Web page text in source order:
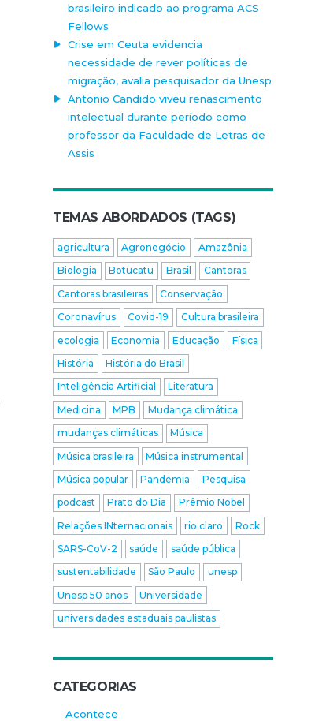
brasileiro indicado ao programa ACS
Fellows
Crise em Ceuta evidencia
necessidade de rever políticas de
migração, avalia pesquisador da Unesp
Antonio Candido viveu renascimento
intelectual durante período como
professor da Faculdade de Letras de
Assis
TEMAS ABORDADOS (TAGS)
agricultura Agronegócio
Amazônia
Biologia
Botucatu Brasil
Cantoras
Cantoras brasileiras
Conservação
Coronavírus
Covid-19
Cultura brasileira
ecologia
Economia Educação
Física
História
História do Brasil
Inteligência Artificial
Literatura
Medicina
MPB
Mudança climática
mudanças climáticas
Música
Música brasileira
Música instrumental
Música popular
Pandemia
Pesquisa
podcast
Prato do Dia
Prêmio Nobel
Relações INternacionais
rio claro
Rock
SARS-CoV-2
saúde
saúde pública
sustentabilidade
São Paulo
unesp
Unesp 50 anos
Universidade
universidades estaduais paulistas
CATEGORIAS
Acontece